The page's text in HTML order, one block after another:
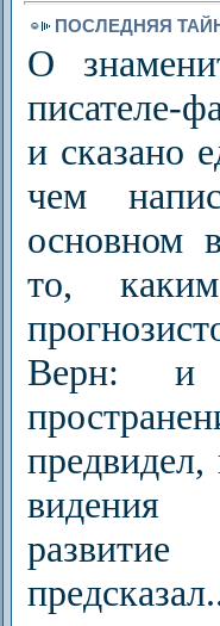
ПОСЛЕДНЯЯ
О
писателе-
и сказано
чем
основном
то, каким
Верн: и
видения